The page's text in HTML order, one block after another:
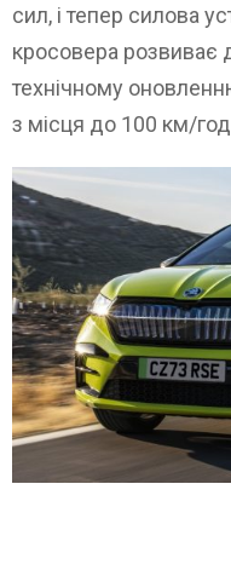
сил, і тепер силова
кросовера розвиває
технічному
з місця до 100 км/